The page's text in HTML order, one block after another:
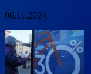
06.11.2024